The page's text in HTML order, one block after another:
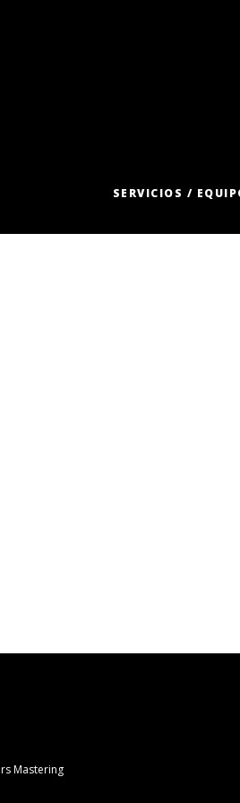
SERVICIOS /
Mastering